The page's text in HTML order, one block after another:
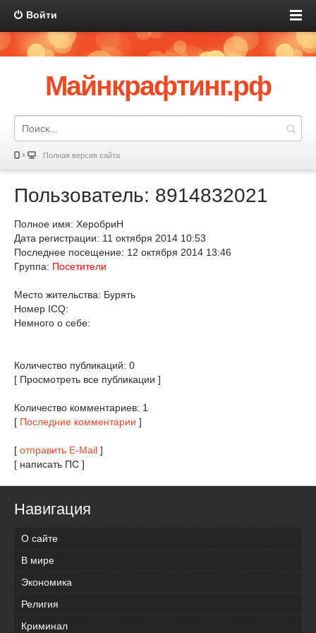
Войти
Майнкрафтинг.рф
Полная версия сайта
Пользователь: 8914832021
Полное имя: ХеробриН
Дата регистрации: 11 октября 2014 10:53
Последнее посещение: 12 октября 2014 13:46
Группа: Посетители
Место жительства: Бурять
Номер ICQ:
Немного о себе:
Количество публикаций: 0
[ Просмотреть все публикации ]
Количество комментариев: 1
[ Последние комментарии ]
[ отправить E-Mail ]
[ написать ПС ]
Навигация
О сайте
В мире
Экономика
Религия
Криминал